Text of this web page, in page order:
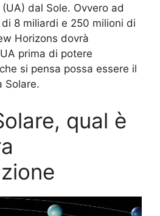
dal Sole. Ovvero ad
8 miliardi e 250 milioni di
Horizons dovrà
prima di potere
si pensa possa essere il
Solare.
qual è